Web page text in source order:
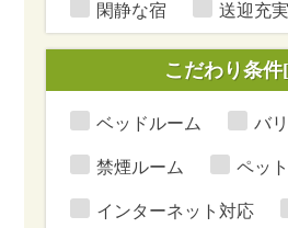
閑静な宿 送迎充
こだわり条件
ベッドルーム バ
禁煙ルーム ペッ
インターネット対応